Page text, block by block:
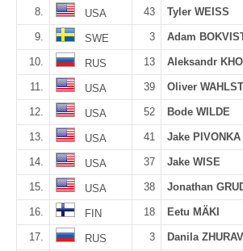
8. USA 43 Tyler WEISS
9. SWE 3 Adam
10. RUS 13 Aleksandr
11. USA 39 Oliver
12. USA 52 Bode WILDE
13. USA 41 Jake PIVONKA
14. USA 37 Jake WISE
15. USA 38 Jonathan
16. FIN 18 Eetu MÄKI
17. RUS 3 Danila